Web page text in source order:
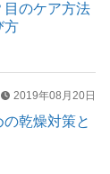
目のケア方法
方
2019年08月20日
乾燥対策と